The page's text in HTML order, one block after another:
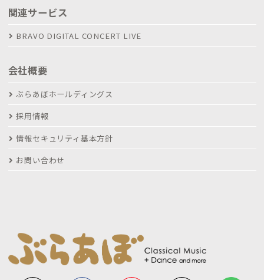
関連サービス
BRAVO DIGITAL CONCERT LIVE
会社概要
ぶらあぼホールディングス
採用情報
情報セキュリティ基本方針
お問い合わせ